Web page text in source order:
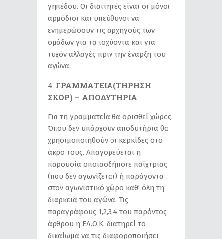
γηπέδου. Οι διαιτητές είναι οι μόνοι
αρμόδιοι και υπεύθυνοι να
ενημερώσουν τις αρχηγούς των
ομάδων για τα ισχύοντα και για
τυχόν αλλαγές πριν την έναρξη του
αγώνα.
ΓΡΑΜΜΑΤΕΙΑ(ΤΗΡΗΣΗ
ΣΚΟΡ) – ΑΠΟΔΥΤΗΡΙΑ
Για τη γραμματεία θα ορισθεί χώρος.
Όπου δεν υπάρχουν αποδυτήρια θα
χρησιμοποιηθούν οι κερκίδες στο
άκρο τους. Απαγορεύεται η
παρουσία οποιασδήποτε παίχτριας
(που δεν αγωνίζεται) ή παράγοντα
στον αγωνιστικό χώρο καθ’ όλη τη
διάρκεια του αγώνα. Τις
παραγράφους 1,2,3,4 του παρόντος
άρθρου η ΕΛ.Ο.Κ. διατηρεί το
δικαίωμα να τις διαφοροποιήσει